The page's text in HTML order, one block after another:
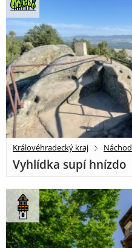
Královéhradecký kraj Náchod
Vyhlídka supí hnízdo